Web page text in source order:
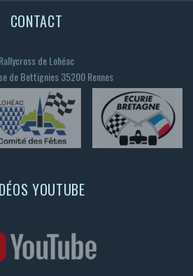
CONTACT
Rallycross de Lohéac
de Bettignies 35200 Rennes
YOUTUBE